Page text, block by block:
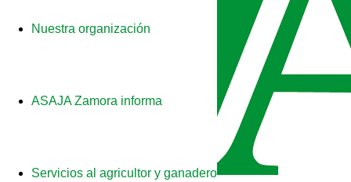
Nuestra organización
ASAJA Zamora informa
Servicios al agricultor y ganadero